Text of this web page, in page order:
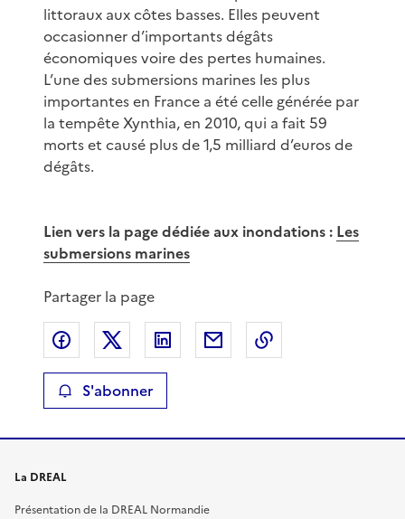
littoraux aux côtes basses. Elles peuvent
occasionner d’importants dégâts
économiques voire des pertes humaines.
L’une des submersions marines les plus
importantes en France a été celle générée par
la tempête Xynthia, en 2010, qui a fait 59
morts et causé plus de 1,5 milliard d’euros de
dégâts.
Lien vers la page dédiée aux inondations : Les
submersions marines
Partager la page
Partager sur Facebook
Partager sur XPartager sur LinkedIn
Partager par email
S'abonner
La DREAL
Présentation de la DREAL Normandie